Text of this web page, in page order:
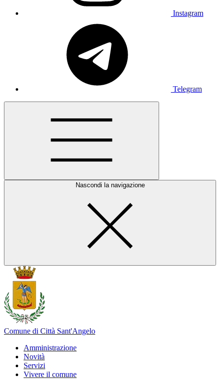
Instagram
Telegram
Nascondi la navigazione
Comune di Città Sant'Angelo
Amministrazione
Novità
Servizi
Vivere il comune